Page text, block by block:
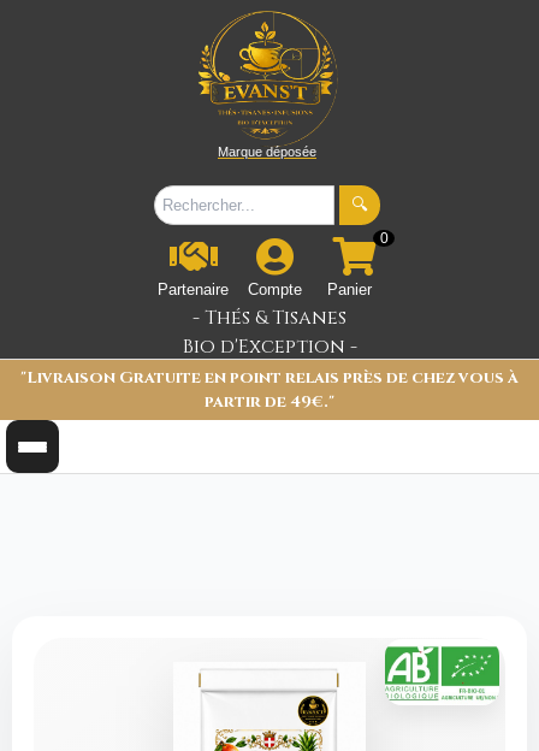
Marque déposée
🔍
Partenaire Compte
0
Panier
- Thés & Tisanes
Bio d'Exception -
"Livraison Gratuite en point relais près de chez vous à
partir de 49€."